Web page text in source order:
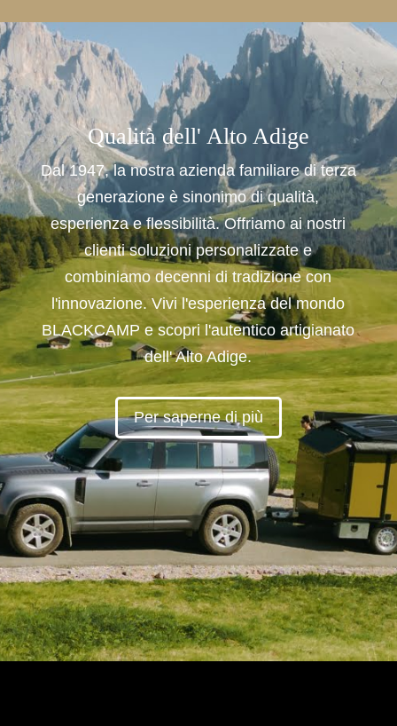
Qualità dell' Alto Adige
Dal 1947, la nostra azienda familiare di terza
generazione è sinonimo di qualità,
esperienza e flessibilità. Offriamo ai nostri
clienti soluzioni personalizzate e
combiniamo decenni di tradizione con
l'innovazione. Vivi l'esperienza del mondo
BLACKCAMP e scopri l'autentico artigianato
dell' Alto Adige.
Per saperne di più